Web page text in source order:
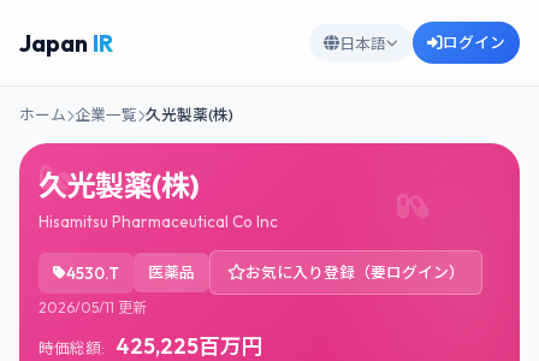
Japan IR 日本語 ログイン
ホーム 企業一覧 久光製薬(株)
久光製薬(株)
Hisamitsu Pharmaceutical Co Inc
4530.T 医薬品 お気に入り登録（要ログイン）
2026/05/11 更新
時価総額: 425,225百万円